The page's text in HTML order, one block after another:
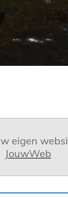
eigen
JouwWeb